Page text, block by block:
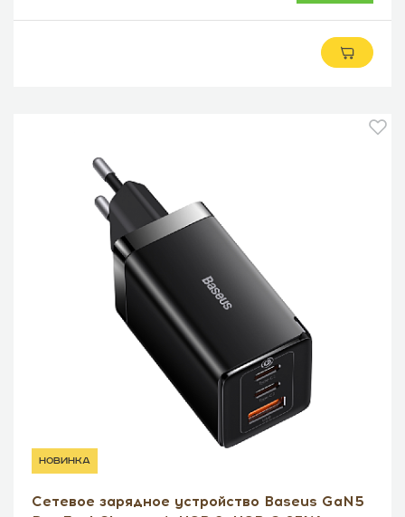
новинка
Сетевое зарядное устройство Baseus GaN5